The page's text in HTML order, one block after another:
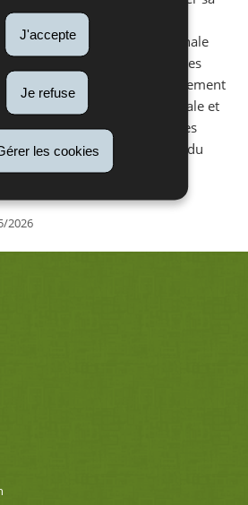
J'accepte
Je refuse
les cookies
et ses écosystèmes.
la nouvelle stratégie nationale
mesures concrètes réparties
allant de la santé à l’aménagement
sur une approche transversale et
les risques, réduire les
durablement la résilience du
2026